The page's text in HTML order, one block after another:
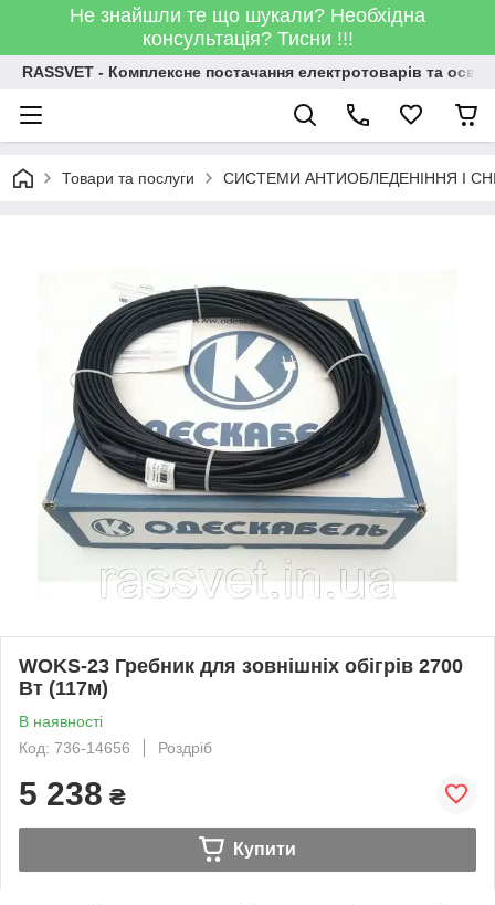
Не знайшли те що шукали? Необхідна
консультація? Тисни !!!
RASSVET - Комплексне постачання електротоварів та
Товари та послуги СИСТЕМИ АНТИОБЛЕДЕНІННЯ І
WOKS-23 Гребник для зовнішніх обігрів 2700
Вт (117м)
В наявності
Код: 736-14656
Роздріб
5 238 ₴
Купити